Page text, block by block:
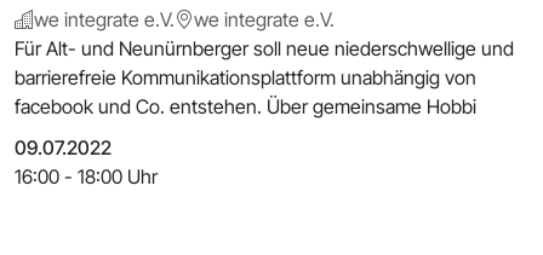
we integrate e.V.
we integrate e.V.
Für Alt- und Neunürnberger soll neue niederschwellige und
barrierefreie Kommunikationsplattform unabhängig von
facebook und Co. entstehen. Über gemeinsame Hobbi
09.07.2022
16:00 - 18:00 Uhr